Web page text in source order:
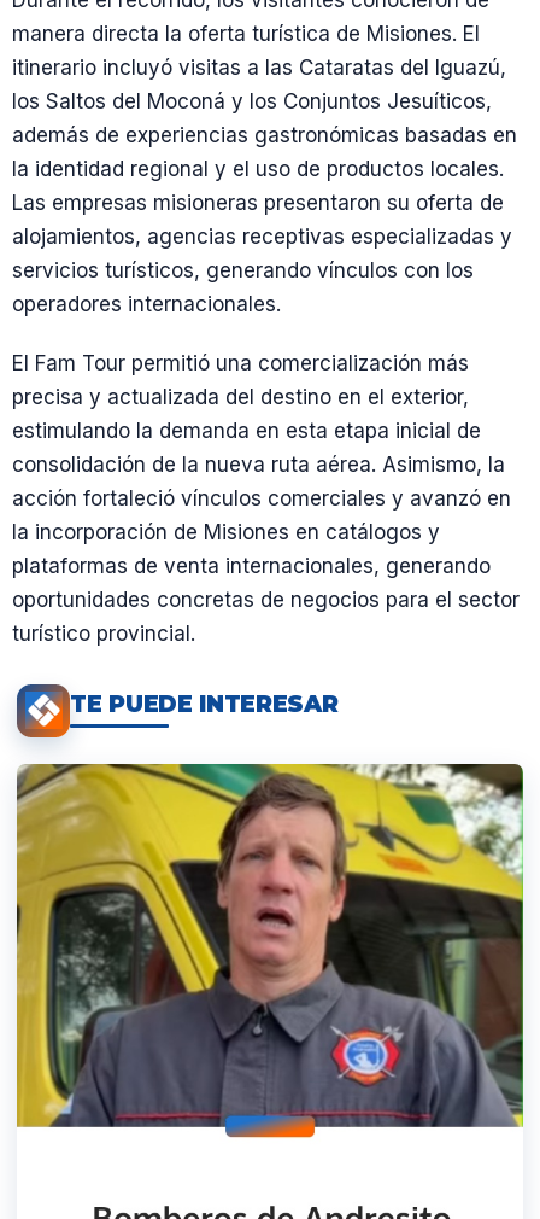
manera directa la oferta turística de Misiones. El
itinerario incluyó visitas a las Cataratas del Iguazú,
los Saltos del Moconá y los Conjuntos Jesuíticos,
además de experiencias gastronómicas basadas en
la identidad regional y el uso de productos locales.
Las empresas misioneras presentaron su oferta de
alojamientos, agencias receptivas especializadas y
servicios turísticos, generando vínculos con los
operadores internacionales.
El Fam Tour permitió una comercialización más
precisa y actualizada del destino en el exterior,
estimulando la demanda en esta etapa inicial de
consolidación de la nueva ruta aérea. Asimismo, la
acción fortaleció vínculos comerciales y avanzó en
la incorporación de Misiones en catálogos y
plataformas de venta internacionales, generando
oportunidades concretas de negocios para el sector
turístico provincial.
TE PUEDE INTERESAR